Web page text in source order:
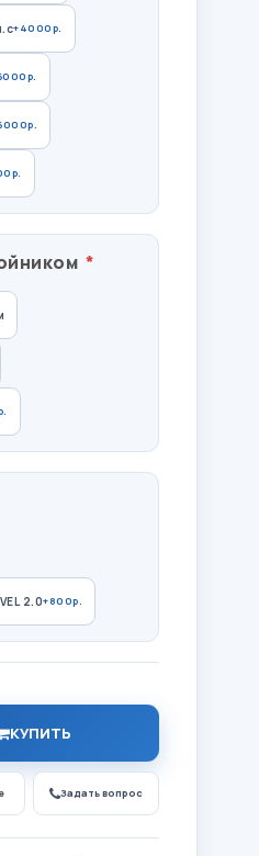
+4000р.
2.0+800р.
КУПИТЬ
Задать вопрос